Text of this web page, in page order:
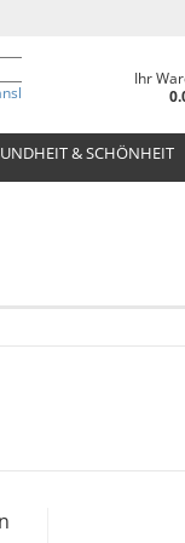
Ihr
& SCHÖNHEIT